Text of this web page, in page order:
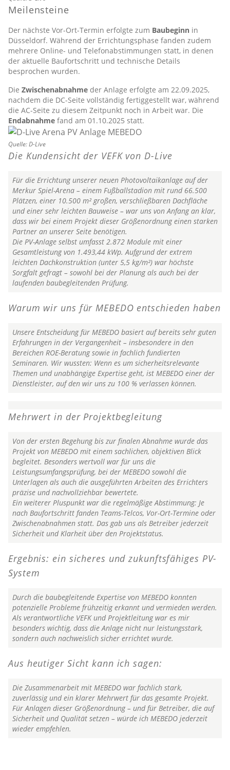
Meilensteine
Der nächste Vor-Ort-Termin erfolgte zum Baubeginn in
Düsseldorf. Während der Errichtungsphase fanden zudem
mehrere Online- und Telefonabstimmungen statt, in denen
der aktuelle Baufortschritt und technische Details
besprochen wurden.
Die Zwischenabnahme der Anlage erfolgte am 22.09.2025,
nachdem die DC-Seite vollständig fertiggestellt war, während
die AC-Seite zu diesem Zeitpunkt noch in Arbeit war. Die
Endabnahme fand am 01.10.2025 statt.
Quelle: D-Live
Die Kundensicht der VEFK von D-Live
Für die Errichtung unserer neuen Photovoltaikanlage auf der
Merkur Spiel-Arena – einem Fußballstadion mit rund 66.500
Plätzen, einer 10.500 m² großen, verschließbaren Dachfläche
und einer sehr leichten Bauweise – war uns von Anfang an klar,
dass wir bei einem Projekt dieser Größenordnung einen starken
Partner an unserer Seite benötigen.
Die PV-Anlage selbst umfasst 2.872 Module mit einer
Gesamtleistung von 1.493,44 kWp. Aufgrund der extrem
leichten Dachkonstruktion (unter 5,5 kg/m²) war höchste
Sorgfalt gefragt – sowohl bei der Planung als auch bei der
laufenden baubegleitenden Prüfung.
Warum wir uns für MEBEDO entschieden haben
Unsere Entscheidung für MEBEDO basiert auf bereits sehr guten
Erfahrungen in der Vergangenheit – insbesondere in den
Bereichen ROE-Beratung sowie in fachlich fundierten
Seminaren. Wir wussten: Wenn es um sicherheitsrelevante
Themen und unabhängige Expertise geht, ist MEBEDO einer der
Dienstleister, auf den wir uns zu 100 % verlassen können.
Mehrwert in der Projektbegleitung
Von der ersten Begehung bis zur finalen Abnahme wurde das
Projekt von MEBEDO mit einem sachlichen, objektiven Blick
begleitet. Besonders wertvoll war für uns die
Leistungsumfangsprüfung, bei der MEBEDO sowohl die
Unterlagen als auch die ausgeführten Arbeiten des Errichters
präzise und nachvollziehbar bewertete.
Ein weiterer Pluspunkt war die regelmäßige Abstimmung: Je
nach Baufortschritt fanden Teams-Telcos, Vor-Ort-Termine oder
Zwischenabnahmen statt. Das gab uns als Betreiber jederzeit
Sicherheit und Klarheit über den Projektstatus.
Ergebnis: ein sicheres und zukunftsfähiges PV-
System
Durch die baubegleitende Expertise von MEBEDO konnten
potenzielle Probleme frühzeitig erkannt und vermieden werden.
Als verantwortliche VEFK und Projektleitung war es mir
besonders wichtig, dass die Anlage nicht nur leistungsstark,
sondern auch nachweislich sicher errichtet wurde.
Aus heutiger Sicht kann ich sagen:
Die Zusammenarbeit mit MEBEDO war fachlich stark,
zuverlässig und ein klarer Mehrwert für das gesamte Projekt.
Für Anlagen dieser Größenordnung – und für Betreiber, die auf
Sicherheit und Qualität setzen – würde ich MEBEDO jederzeit
wieder empfehlen.